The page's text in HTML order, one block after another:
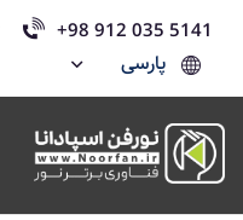
+98 912 035 5141
پارسی